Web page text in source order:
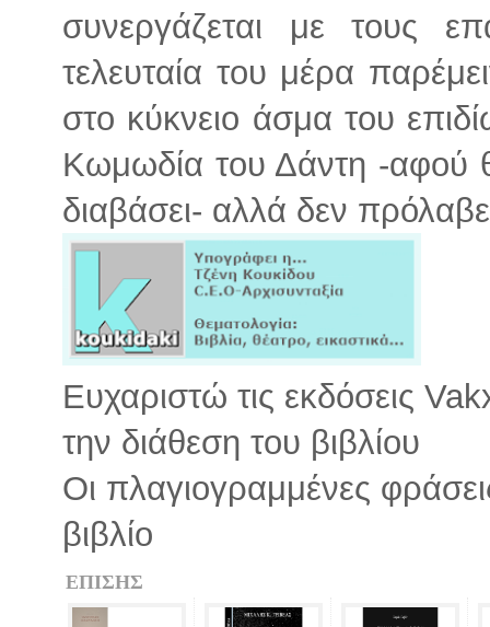
συνεργάζεται με τους
τελευταία του μέρα
στο κύκνειο άσμα του
Κωμωδία του Δάντη -αφού
διαβάσει- αλλά δεν
Ευχαριστώ τις εκδόσεις
την διάθεση του βιβλίου
Οι πλαγιογραμμένες
βιβλίο
ΕΠΙΣΗΣ